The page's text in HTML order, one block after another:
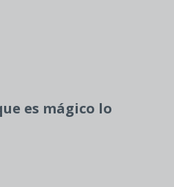
es mágico lo